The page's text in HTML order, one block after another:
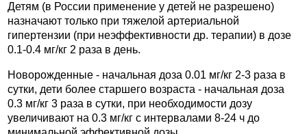
Детям (в России применение у детей не разрешено)
назначают только при тяжелой артериальной
гипертензии (при неэффективности др. терапии) в дозе
0.1-0.4 мг/кг 2 раза в день.
Новорожденные - начальная доза 0.01 мг/кг 2-3 раза в
сутки, дети более старшего возраста - начальная доза
0.3 мг/кг 3 раза в сутки, при необходимости дозу
увеличивают на 0.3 мг/кг с интервалами 8-24 ч до